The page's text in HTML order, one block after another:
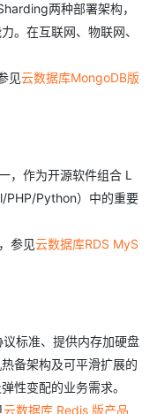
两种部署架构，
。在互联网、物联网、
见云数据库MongoDB版
，作为开源软件组合 L
PHP/Python）中的重要
参见云数据库RDS MyS
标准、提供内存加硬盘
备架构及可平滑扩展的
性变配的业务需求。
云数据库 Redis 版产品